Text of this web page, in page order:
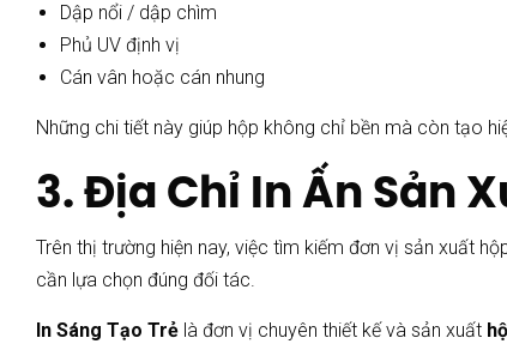
Dập nổi / dập chìm
Phủ UV định vị
Cán vân hoặc cán nhung
Những chi tiết này giúp hộp không chỉ bền mà còn tạo
3. Địa Chỉ In Ấn Sản
Trên thị trường hiện nay, việc tìm kiếm đơn vị sản xuất
cần lựa chọn đúng đối tác.
In Sáng Tạo Trẻ là đơn vị chuyên thiết kế và sản xuất